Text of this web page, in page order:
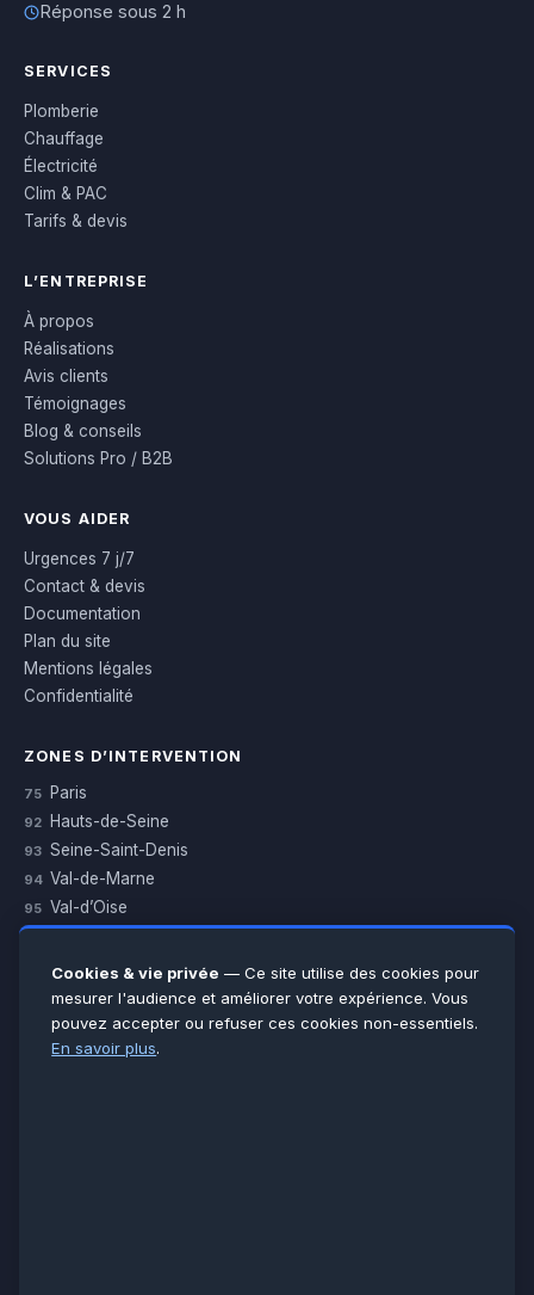
Réponse sous 2 h
SERVICES
Plomberie
Chauffage
Électricité
Clim & PAC
Tarifs & devis
L’ENTREPRISE
À propos
Réalisations
Avis clients
Témoignages
Blog & conseils
Solutions Pro / B2B
VOUS AIDER
Urgences 7 j/7
Contact & devis
Documentation
Plan du site
Mentions légales
Confidentialité
ZONES D’INTERVENTION
75 Paris
92 Hauts-de-Seine
93 Seine-Saint-Denis
94 Val-de-Marne
95 Val-d’Oise
Essonne
Seine-et-Marne
Voir toutes les villes →
Cookies & vie privée — Ce site utilise des cookies pour
mesurer l'audience et améliorer votre expérience. Vous
pouvez accepter ou refuser ces cookies non-essentiels.
En savoir plus.